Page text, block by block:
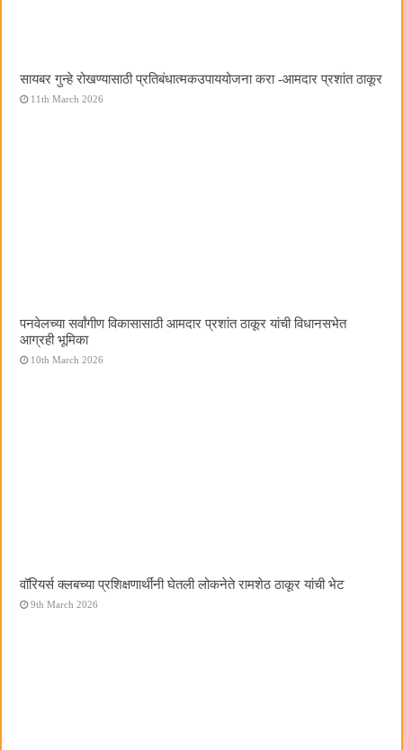
सायबर गुन्हे रोखण्यासाठी प्रतिबंधात्मकउपाययोजना करा -आमदार प्रशांत ठाकूर
11th March 2026
पनवेलच्या सर्वांगीण विकासासाठी आमदार प्रशांत ठाकूर यांची विधानसभेत
आग्रही भूमिका
10th March 2026
वॉरियर्स क्लबच्या प्रशिक्षणार्थींनी घेतली लोकनेते रामशेठ ठाकूर यांची भेट
9th March 2026